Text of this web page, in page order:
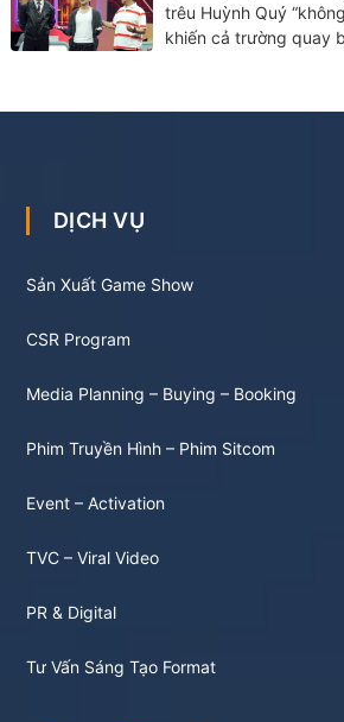
trêu Huỳnh Quý
khiến cả trường quay
DỊCH VỤ
Sản Xuất Game Show
CSR Program
Media Planning – Buying – Booking
Phim Truyền Hình – Phim Sitcom
Event – Activation
TVC – Viral Video
PR & Digital
Tư Vấn Sáng Tạo Format